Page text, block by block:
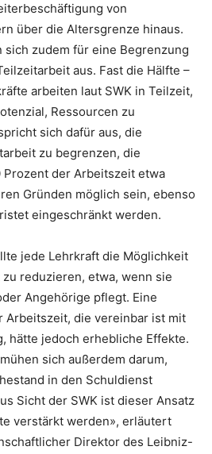
von
über die Altersgrenze hinaus.
sich zudem für eine Begrenzung
aus. Fast die Hälfte –
arbeiten laut SWK in Teilzeit,
Ressourcen zu
sich dafür aus, die
zu begrenzen, die
Prozent der Arbeitszeit etwa
Gründen möglich sein, ebenso
eingeschränkt werden.
jede Lehrkraft die Möglichkeit
reduzieren, etwa, wenn sie
Angehörige pflegt. Eine
Arbeitszeit, die vereinbar ist mit
hätte jedoch erhebliche Effekte.
sich außerdem darum,
in den Schuldienst
Sicht der SWK ist dieser Ansatz
verstärkt werden», erläutert
Direktor des Leibniz-